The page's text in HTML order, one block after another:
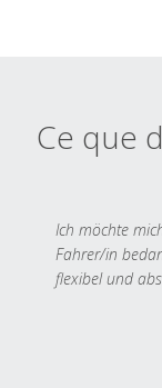
Ce que
Ich möchte
Fahrer/in
flexibel und